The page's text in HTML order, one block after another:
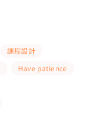
課程設計
Have patience